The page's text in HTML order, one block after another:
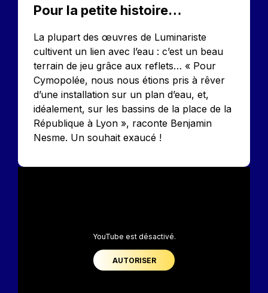
Pour la petite histoire…
La plupart des œuvres de Luminariste
cultivent un lien avec l’eau : c’est un beau
terrain de jeu grâce aux reflets… « Pour
Cymopolée, nous nous étions pris à rêver
d’une installation sur un plan d’eau, et,
idéalement, sur les bassins de la place de la
République à Lyon », raconte Benjamin
Nesme. Un souhait exaucé !
YouTube est désactivé.
AUTORISER